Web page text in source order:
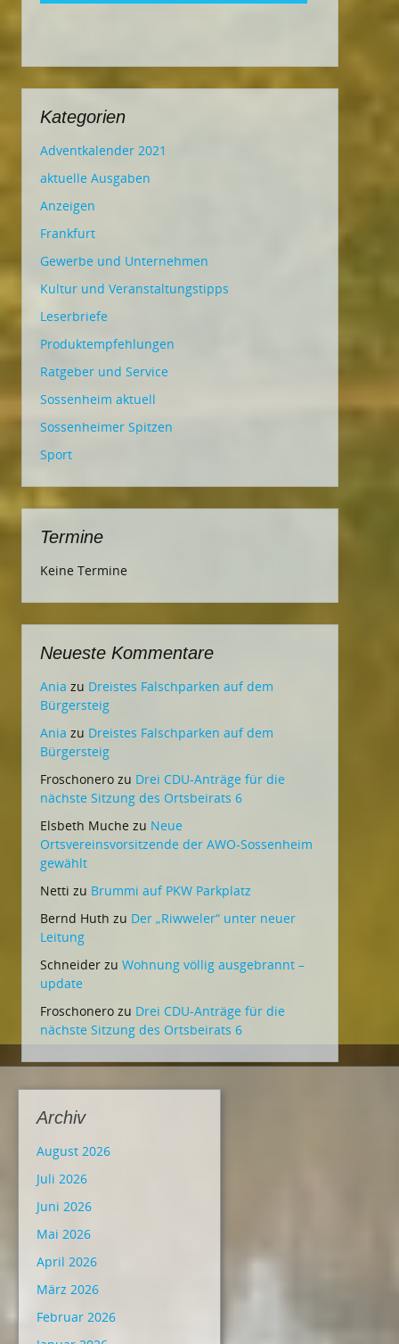
Kategorien
Adventkalender 2021
aktuelle Ausgaben
Anzeigen
Frankfurt
Gewerbe und Unternehmen
Kultur und Veranstaltungstipps
Leserbriefe
Produktempfehlungen
Ratgeber und Service
Sossenheim aktuell
Sossenheimer Spitzen
Sport
Termine
Keine Termine
Neueste Kommentare
Ania zu Dreistes Falschparken auf dem
Bürgersteig
Ania zu Dreistes Falschparken auf dem
Bürgersteig
Froschonero zu Drei CDU-Anträge für die
nächste Sitzung des Ortsbeirats 6
Elsbeth Muche zu Neue
Ortsvereinsvorsitzende der AWO-Sossenheim
gewählt
Netti zu Brummi auf PKW Parkplatz
Bernd Huth zu Der „Riwweler“ unter neuer
Leitung
Schneider zu Wohnung völlig ausgebrannt –
update
Froschonero zu Drei CDU-Anträge für die
nächste Sitzung des Ortsbeirats 6
Archiv
August 2026
Juli 2026
Juni 2026
Mai 2026
April 2026
März 2026
Februar 2026